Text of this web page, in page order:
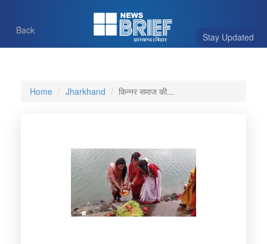
Stay Updated
Back
Home Jharkhand किन्नर समाज की...